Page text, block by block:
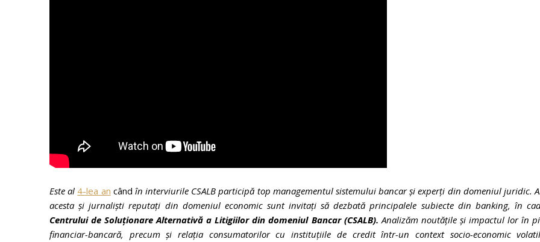
Este al 4-lea an când în interviurile CSALB participă top managementul sistemului bancar și experți din domeniul juridic.
acesta și jurnaliști reputați din domeniul economic sunt invitați să dezbată principalele subiecte din banking, în
Centrului de Soluționare Alternativă a Litigiilor din domeniul Bancar (CSALB).Analizăm noutățile și impactul lor în
financiar-bancară, precum și relația consumatorilor cu instituțiile de credit într-un context socio-economic